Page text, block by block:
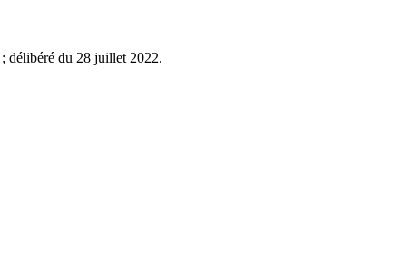
délibéré du 28 juillet 2022.